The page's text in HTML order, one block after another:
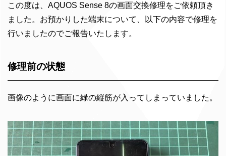
この度は、AQUOS Sense 8の画面交換修理をご依頼頂き
ました。お預かりした端末について、以下の内容で修理を
行いましたのでご報告いたします。
修理前の状態
画像のように画面に緑の縦筋が入ってしまっていました。